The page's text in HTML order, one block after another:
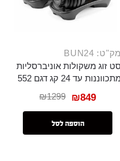
מק"ט: BUN24
סט זוג משקולות אוניברסליות
עד 24 קג דגם 552
₪1299 ₪849
הוספה לסל